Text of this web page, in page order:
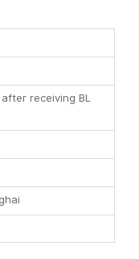
receiving BL